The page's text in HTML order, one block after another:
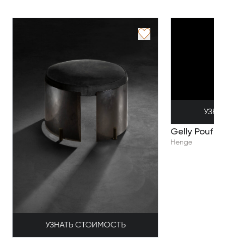
УЗНАТЬ СТОИМОСТЬ
Gelly Pouf
Henge